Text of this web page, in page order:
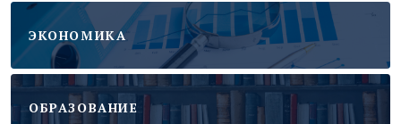
ЭКОНОМИКА
ОБРАЗОВАНИЕ